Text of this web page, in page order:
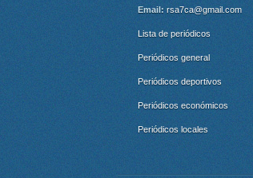
Email: rsa7ca@gmail.com
Lista de periódicos
Periódicos general
Periódicos deportivos
Periódicos económicos
Periódicos locales